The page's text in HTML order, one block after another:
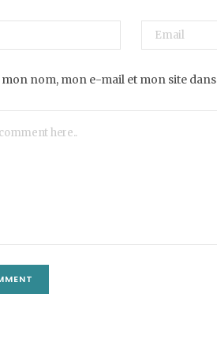
nom, mon e-mail et mon site